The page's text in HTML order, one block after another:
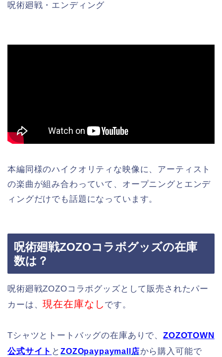
呪術廻戦・エンディング
本編同様のハイクオリティな映像に、アーティスト
の楽曲が組み合わっていて、オープニングとエンデ
ィングだけでも話題になっています。
呪術廻戦ZOZOコラボグッズの在庫
数は？
呪術廻戦ZOZOコラボグッズとして販売されたパー
カーは、現在在庫なし です。
Tシャツとトートバッグの在庫ありで、ZOZOTOWN
公式サイト とZOZOpaypaymall店から購入可能で